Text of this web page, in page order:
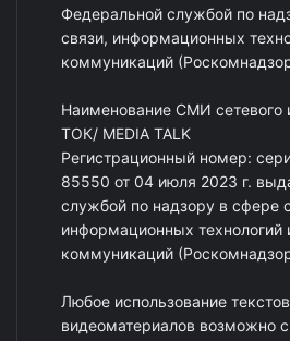
Федеральной службой по
связи, информационных
коммуникаций
Наименование СМИ
ТОК/ MEDIA TALK
Регистрационный номер:
85550 от 04 июля 2023 г.
службой по надзору в сфере
информационных технологий
коммуникаций
Любое использование
видеоматериалов возможно с